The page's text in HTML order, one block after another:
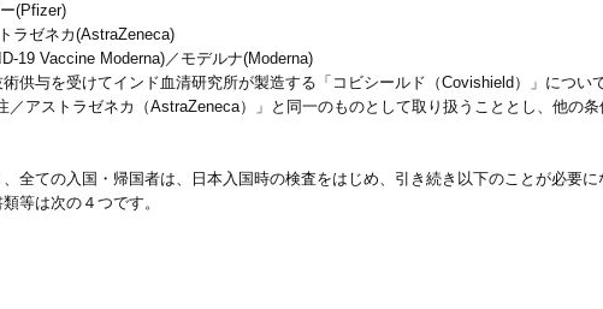
(Pfizer)
ラゼネカ(AstraZeneca)
19 Vaccine Moderna)／モデルナ(Moderna)
供与を受けてインド血清研究所が製造する「コビシールド（Covishield）」につい
／アストラゼネカ（AstraZeneca）」と同一のものとして取り扱うこととし、他の
全ての入国・帰国者は、日本入国時の検査をはじめ、引き続き以下のことが必要に
等は次の４つです。